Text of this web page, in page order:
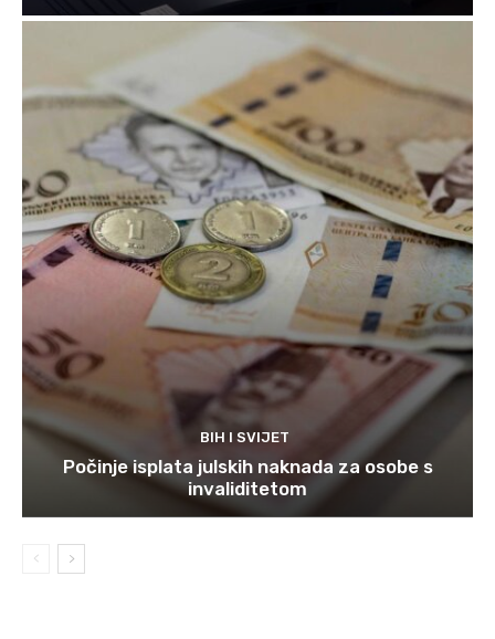
BIH I SVIJET
Počinje isplata julskih naknada za osobe s
invaliditetom